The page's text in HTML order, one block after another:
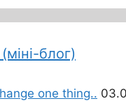
блог)
one thing..